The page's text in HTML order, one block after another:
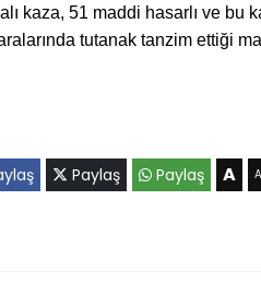
kaza, 51 maddi hasarlı ve bu
tutanak tanzim ettiği
Paylaş Paylaş A A